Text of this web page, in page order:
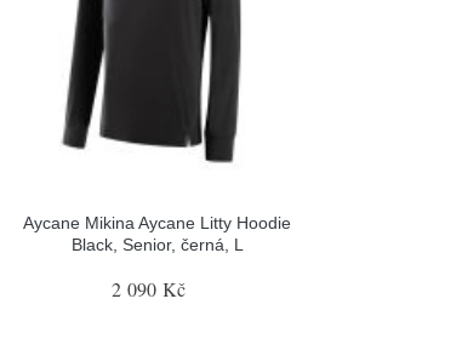
Aycane Mikina Aycane Litty Hoodie
Black, Senior, černá, L
2 090 Kč